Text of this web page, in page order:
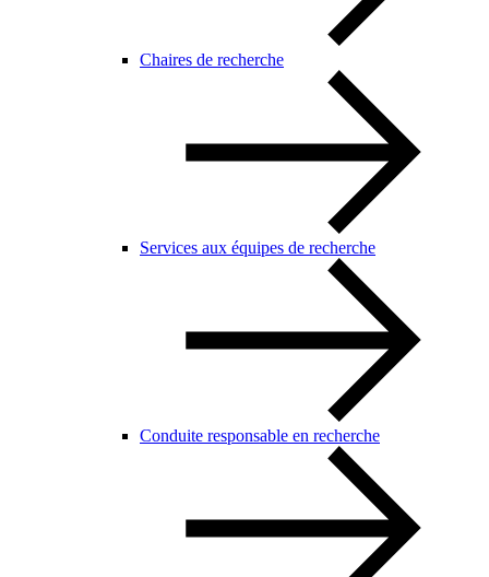
Chaires de recherche
Services aux équipes de recherche
Conduite responsable en recherche